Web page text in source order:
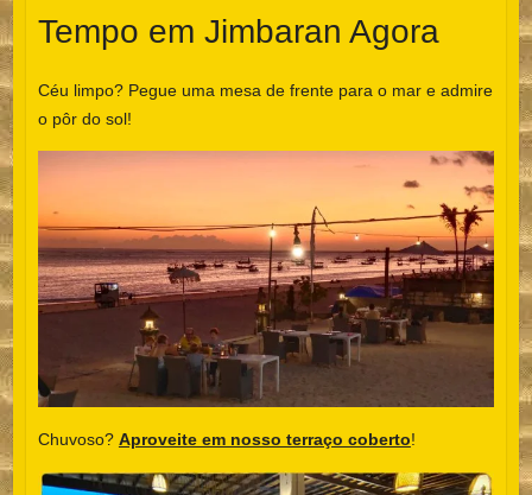
Tempo em Jimbaran Agora
Céu limpo? Pegue uma mesa de frente para o mar e admire
o pôr do sol!
Chuvoso? Aproveite em nosso terraço coberto!